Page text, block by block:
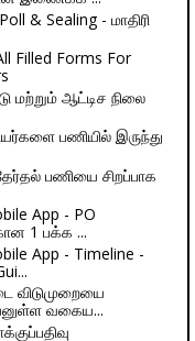
& Sealing - மாதிரி
Filled Forms For
மற்றும் ஆட்டிச நிலை
பணியில் இருந்து
பணியை சிறப்பாக
App - PO
1 பக்க ...
App - Timeline -
வகைய...